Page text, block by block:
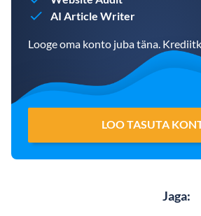
AI Article Writer
Looge oma konto juba täna.
LOO TASUTA
Jaga: